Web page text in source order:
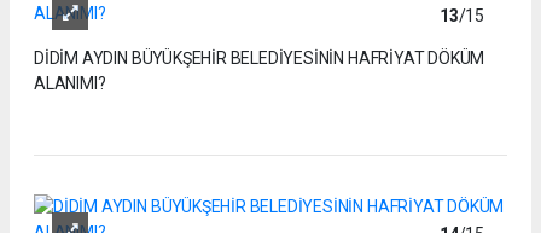
13/15
DİDİM AYDIN BÜYÜKŞEHİR BELEDİYESİNİN HAFRİYAT DÖKÜM
ALANIMI?